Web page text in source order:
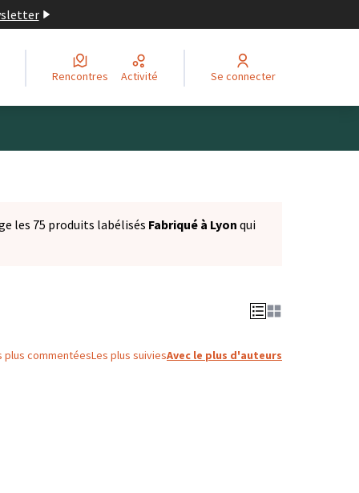
Rencontres Activité Se connecter
les 75 produits labélisés Fabriqué à Lyon qui
plus commentéesLes plus suiviesAvec le plus d'auteurs